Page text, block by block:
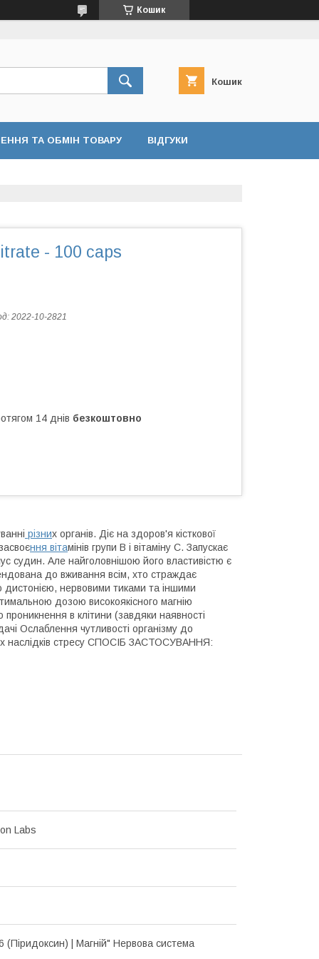
Кошик
Кошик
ТА ОБМІН ТОВАРУ ВІДГУКИ
- 100 caps
2022-10-2821
14 днів безкоштовно
різних органів. Діє на здоров'я кісткової
ння вітамінів групи В і вітаміну С. Запускає
судин. Але найголовнішою його властивістю є
до вживання всім, хто страждає
нервовими тиками та іншими
дозою високоякісного магнію
в клітини (завдяки наявності
Ослаблення чутливості організму до
наслідків стресу СПОСІБ ЗАСТОСУВАННЯ:
Labs
(Піридоксин) | Магній" Нервова система